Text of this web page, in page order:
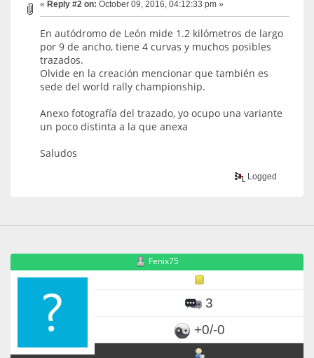
« Reply #2 on: October 09, 2016, 04:12:33 pm »
En autódromo de León mide 1.2 kilómetros de largo
por 9 de ancho, tiene 4 curvas y muchos posibles
trazados.
Olvide en la creación mencionar que también es
sede del world rally championship.
Anexo fotografía del trazado, yo ocupo una variante
un poco distinta a la que anexa
Saludos
Logged
Fenix75
3
+0/-0